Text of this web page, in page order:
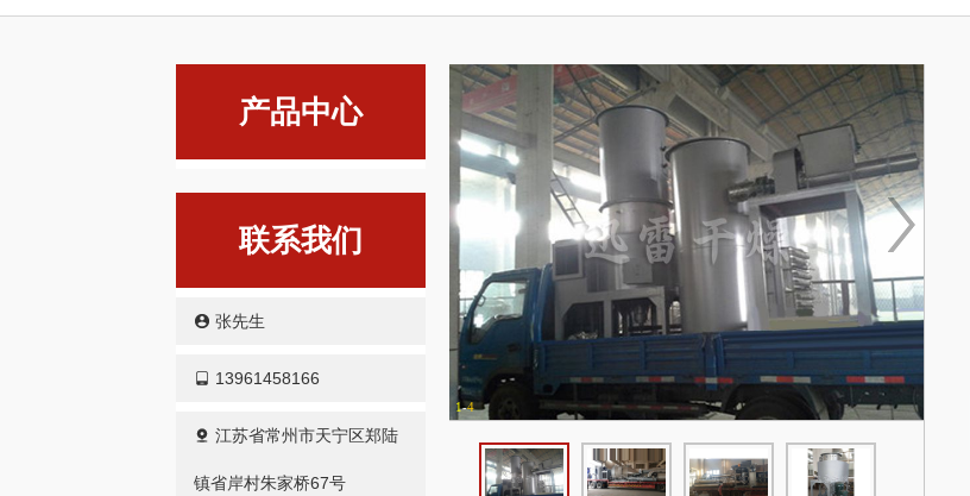
产品中心
联系我们
张先生
13961458166
江苏省常州市天宁区郑陆
镇省岸村朱家桥67号
1-4